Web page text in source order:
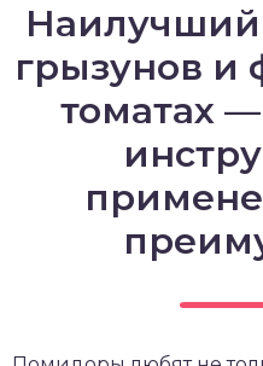
Наилучший
грызунов и
томатах